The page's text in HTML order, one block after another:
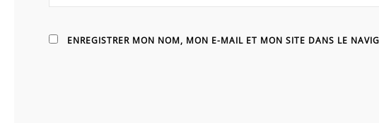
ENREGISTRER MON NOM, MON E-MAIL ET MON SITE DANS LE